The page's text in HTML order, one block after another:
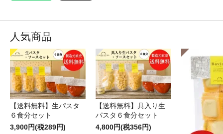
人気商品
【送料無料】生パスタ
６食分セット
3,900円(税289円)
【送料無料】具入り生
パスタ６食分セット
4,800円(税356円)